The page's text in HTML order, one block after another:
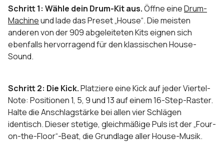
Schritt 1: Wähle dein Drum-Kit aus.Öffne eineDrum-
Machineund lade das Preset „House“. Die meisten
anderen von der 909 abgeleiteten Kits eignen sich
ebenfalls hervorragend für den klassischen House-
Sound.
Schritt 2: Die Kick.Platziere eine Kick auf jeder Viertel-
Note: Positionen 1, 5, 9 und 13 auf einem 16-Step-Raster.
Halte die Anschlagstärke bei allen vier Schlägen
identisch. Dieser stetige, gleichmäßige Puls ist der „Four-
on-the-Floor“-Beat, die Grundlage aller House-Musik.